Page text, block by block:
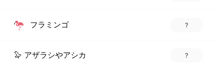
フラミンゴ ?
🦭 アザラシやアシカ ?